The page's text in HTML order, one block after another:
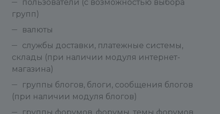
пользователи (с возможностью выбора
групп)
валюты
службы доставки, платежные системы,
склады (при наличии модуля интернет-
магазина)
группы блогов, блоги, сообщения блогов
(при наличии модуля блогов)